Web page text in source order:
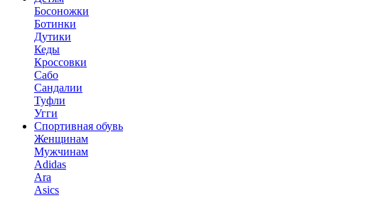
Босоножки
Ботинки
Дутики
Кеды
Кроссовки
Сабо
Сандалии
Туфли
Угги
Спортивная обувь
Женщинам
Мужчинам
Adidas
Ara
Asics